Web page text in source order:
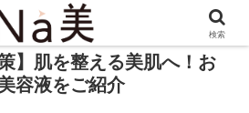
】肌を整える美肌へ！お
容液をご紹介
検索